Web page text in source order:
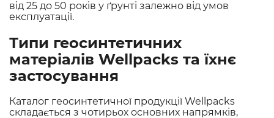
від 25 до 50 років у ґрунті залежно від умов
експлуатації.
Типи геосинтетичних
матеріалів Wellpacks та їхнє
застосування
Каталог геосинтетичної продукції Wellpacks
складається з чотирьох основних напрямків,